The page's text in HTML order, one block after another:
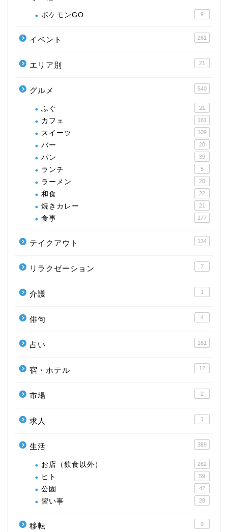
ポケモンGO 9
イベント 261
エリア別 21
グルメ 540
ふぐ 21
カフェ 161
スイーツ 109
バー 20
パン 39
ランチ 5
ラーメン 20
和食 22
焼きカレー 21
食事 177
テイクアウト 134
リラクゼーション 7
介護 1
俳句 4
占い 161
宿・ホテル 12
市場 2
求人 1
生活 389
お店（飲食以外） 262
ヒト 59
公園 42
習い事 28
移転 9